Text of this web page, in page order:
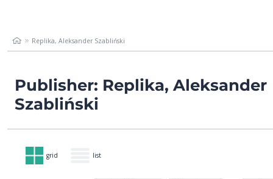
Replika, Aleksander Szabliński
Publisher: Replika, Aleksander
Szabliński
grid list